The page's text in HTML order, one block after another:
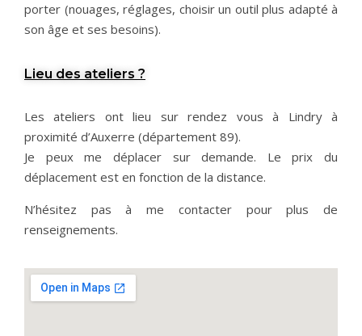
porter (nouages, réglages, choisir un outil plus adapté à
son âge et ses besoins).
Lieu des ateliers ?
Les ateliers ont lieu sur rendez vous à Lindry à
proximité d’Auxerre (département 89).
Je peux me déplacer sur demande. Le prix du
déplacement est en fonction de la distance.
N’hésitez pas à me contacter pour plus de
renseignements.